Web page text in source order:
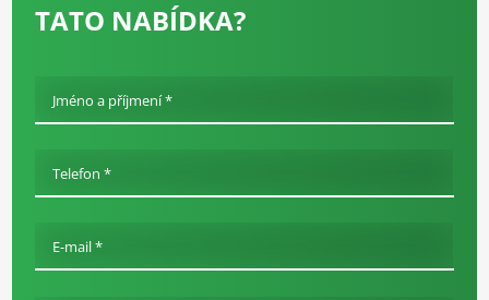
TATO NABÍDKA?
Jméno a příjmení *
Telefon *
E-mail *